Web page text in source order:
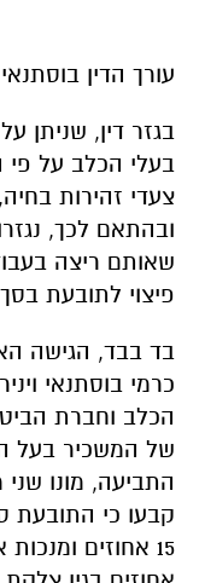
עורך הדין בוסתנאי
בגזר דין, שניתן
בעלי הכלב על פי
צעדי זהירות
ובהתאם לכך,
שאותם ריצה
פיצוי לתובעת בסך 10,000 שקלים.
בד בבד, הגישה
כרמי בוסתנאי
הכלב וחברת
של המשכיר בעל
התביעה, מונו
קבעו כי התובעת